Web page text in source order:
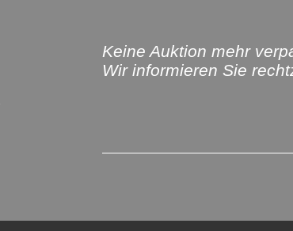
Keine Auktion mehr
Wir informieren Sie